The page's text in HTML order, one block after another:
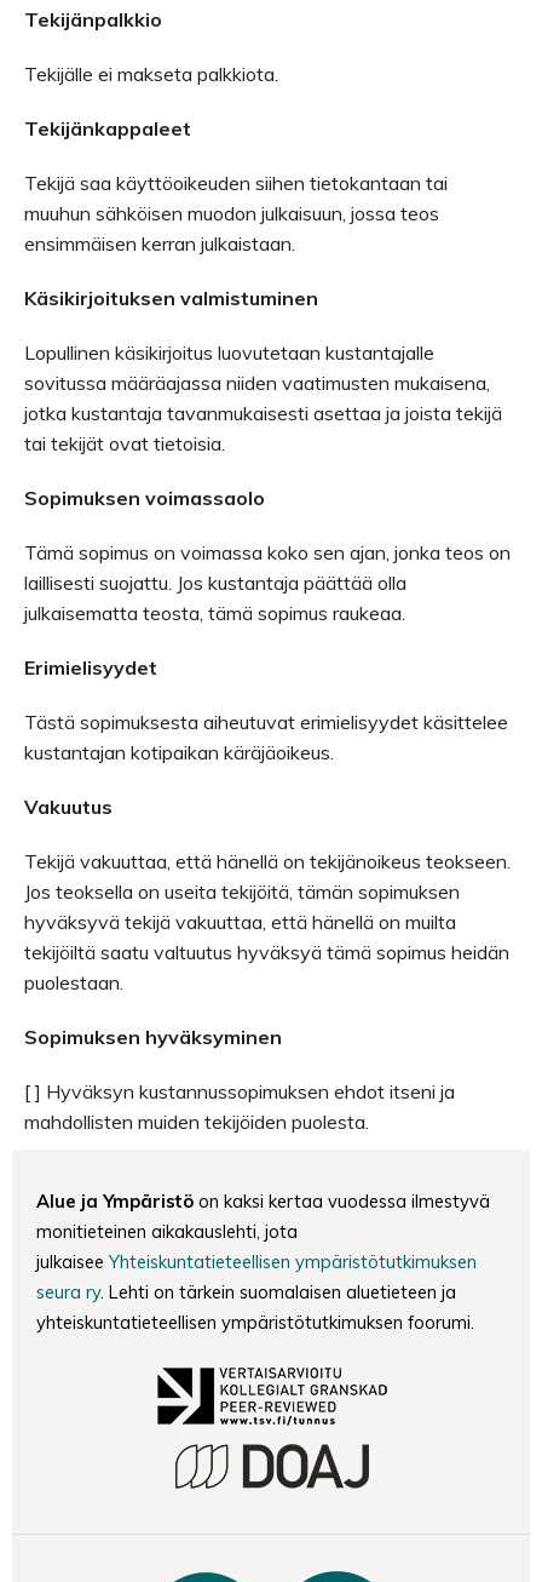
Tekijänpalkkio
Tekijälle ei makseta palkkiota.
Tekijänkappaleet
Tekijä saa käyttöoikeuden siihen tietokantaan tai
muuhun sähköisen muodon julkaisuun, jossa teos
ensimmäisen kerran julkaistaan.
Käsikirjoituksen valmistuminen
Lopullinen käsikirjoitus luovutetaan kustantajalle
sovitussa määräajassa niiden vaatimusten mukaisena,
jotka kustantaja tavanmukaisesti asettaa ja joista tekijä
tai tekijät ovat tietoisia.
Sopimuksen voimassaolo
Tämä sopimus on voimassa koko sen ajan, jonka teos on
laillisesti suojattu. Jos kustantaja päättää olla
julkaisematta teosta, tämä sopimus raukeaa.
Erimielisyydet
Tästä sopimuksesta aiheutuvat erimielisyydet käsittelee
kustantajan kotipaikan käräjäoikeus.
Vakuutus
Tekijä vakuuttaa, että hänellä on tekijänoikeus teokseen.
Jos teoksella on useita tekijöitä, tämän sopimuksen
hyväksyvä tekijä vakuuttaa, että hänellä on muilta
tekijöiltä saatu valtuutus hyväksyä tämä sopimus heidän
puolestaan.
Sopimuksen hyväksyminen
[ ] Hyväksyn kustannussopimuksen ehdot itseni ja
mahdollisten muiden tekijöiden puolesta.
Alue ja Ympäristö on kaksi kertaa vuodessa ilmestyvä
monitieteinen aikakauslehti, jota
julkaisee Yhteiskuntatieteellisen ympäristötutkimuksen
seura ry. Lehti on tärkein suomalaisen aluetieteen ja
yhteiskuntatieteellisen ympäristötutkimuksen foorumi.